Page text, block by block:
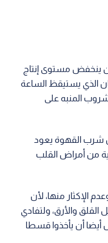
ينخفض مستوى إنتاج
الذي يستيقظ الساعة
المنبه على
القهوة يعود
من أمراض القلب
الإكثار منها، لأن
والأرق، ولتفادي
أيضا أن يأخذوا قسطا